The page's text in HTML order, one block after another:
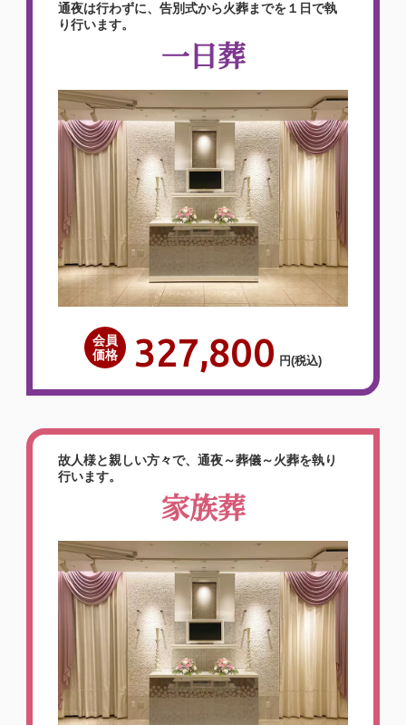
通夜は行わずに、告別式から火葬までを１日で執
り行います。
一日葬
会員
価格
327,800 円(税込)
故人様と親しい方々で、通夜～葬儀～火葬を執り
行います。
家族葬